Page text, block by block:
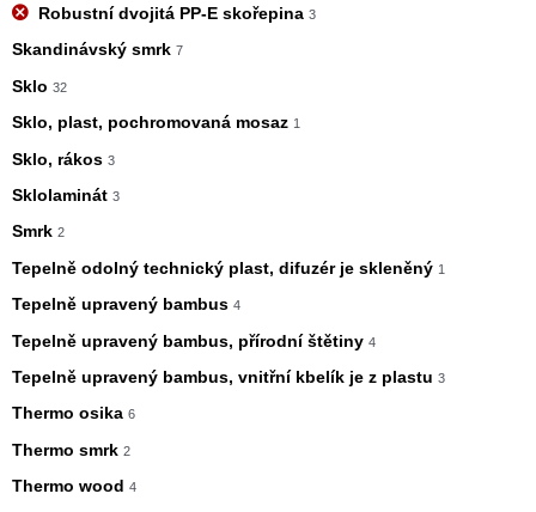
Robustní dvojitá PP-E skořepina 3
Skandinávský smrk 7
Sklo 32
Sklo, plast, pochromovaná mosaz 1
Sklo, rákos 3
Sklolaminát 3
Smrk 2
Tepelně odolný technický plast, difuzér je skleněný 1
Tepelně upravený bambus 4
Tepelně upravený bambus, přírodní štětiny 4
Tepelně upravený bambus, vnitřní kbelík je z plastu 3
Thermo osika 6
Thermo smrk 2
Thermo wood 4